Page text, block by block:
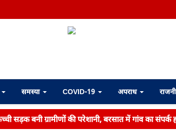
समस्या COVID-19 अपराध
सड़क बनी ग्रामीणों की परेशानी, बरसात में गांव का संपर्क